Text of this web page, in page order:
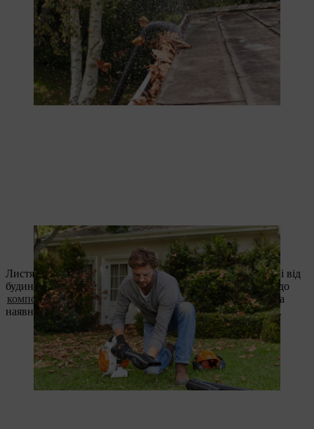
Nach erfolgreicher Dachrinnenreinigung nicht den Düsentausch
vergessen.
Листя, що лежить на землі, здувати повітродувкою подалі від
будинку. Щоб утилізувати листя, зберіть його і віднесіть до
компосту. Перед вивезенням ретельно перевірте листя на
наявність їжаків, які полюбляють ховатися в купах листя.